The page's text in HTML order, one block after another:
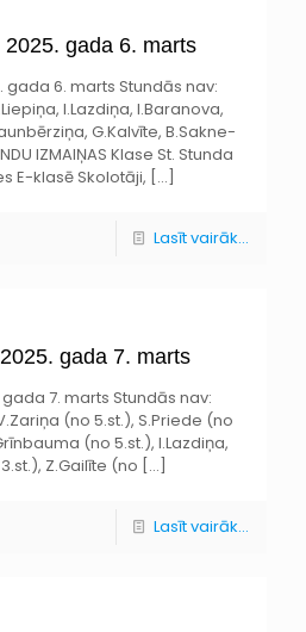
gada 6. marts
gada 6. marts Stundās nav:
I.Lazdiņa, I.Baranova,
G.Kalvīte, B.Sakne-
IZMAIŅAS Klase St. Stunda
E-klasē Skolotāji, […]
Lasīt vairāk...
gada 7. marts
7. marts Stundās nav:
(no 5.st.), S.Priede (no
(no 5.st.), I.Lazdiņa,
Z.Gailīte (no […]
Lasīt vairāk...